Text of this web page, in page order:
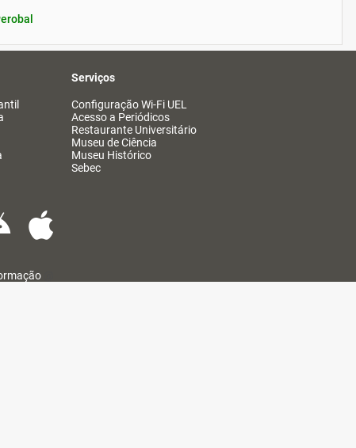
Serviços
Configuração Wi-Fi UEL
Acesso a Periódicos
Restaurante Universitário
Museu de Ciência
Museu Histórico
Sebec